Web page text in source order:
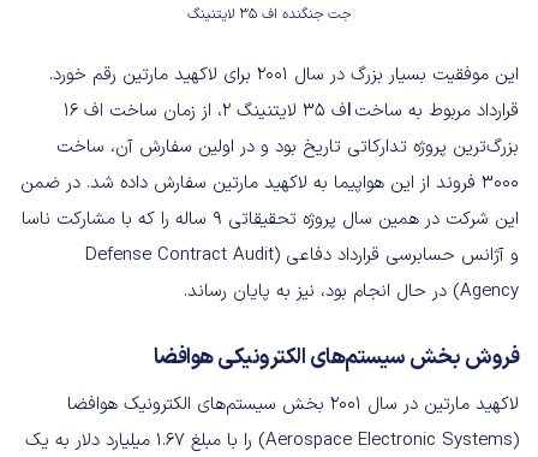
جت جنگنده اف ۳۵ لایتنینگ
این موفقیت بسیار بزرگ در سال ۲۰۰۱ برای لاکهید مارتین رقم خورد.
قرارداد مربوط به ساختا
ف ۳۵ لایتنینگ ۲، از زمان ساخت اف ۱۶
بزرگ‌ترین پروژه تدارکاتی تاریخ بود و در اولین سفارش آن، ساخت
۳۰۰۰ فروند از این هواپیما به لاکهید مارتین سفارش داده شد. در ضمن
این شرکت در همین سال پروژه تحقیقاتی ۹ ساله را که با مشارکت ناسا
و آژانس حسابرسی قرارداد دفاعی (Defense Contract Audit
Agency) در حال انجام بود، نیز به پایان رساند.
فروش بخش سیستم‌های الکترونیکی هوافضا
لاکهید مارتین در سال ۲۰۰۱ بخش سیستم‌های الکترونیک هوافضا
(Aerospace Electronic Systems) را با مبلغ ۱.۶۷ میلیارد دلار به یک